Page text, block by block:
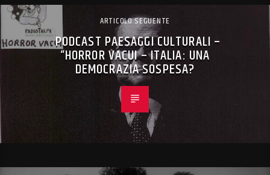
ARTICOLO SEGUENTE
PODCAST PAESAGGI CULTURALI –
“HORROR VACUI – ITALIA: UNA
DEMOCRAZIA SOSPESA?